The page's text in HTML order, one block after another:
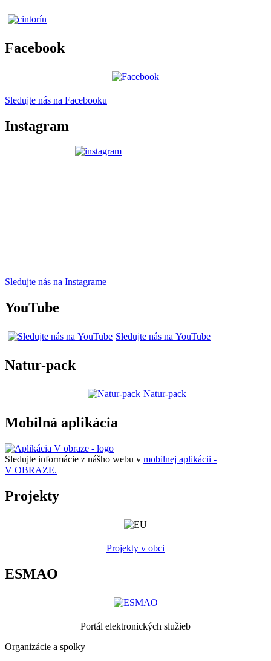
Facebook
Sledujte nás na Facebooku
Instagram
Sledujte nás na Instagrame
YouTube
Sledujte nás na YouTube
Natur-pack
Natur-pack
Mobilná aplikácia
Sledujte informácie z nášho webu v mobilnej aplikácii -
V OBRAZE.
Projekty
Projekty v obci
ESMAO
Portál elektronických služieb
Organizácie a spolky